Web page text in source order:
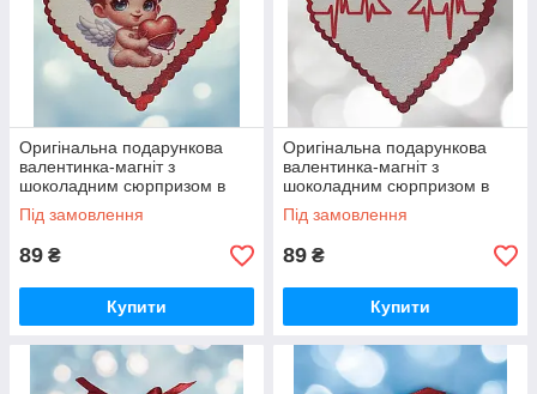
Оригінальна подарункова
валентинка-магніт з
шоколадним сюрпризом в
середині до Дня Закоханих
Під замовлення
89 ₴
Купити
Оригінальна подарункова
валентинка-магніт з
шоколадним сюрпризом в
середині до Дня Закоханих
Під замовлення
89 ₴
Купити